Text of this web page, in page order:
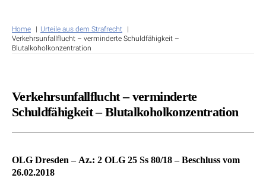
Home
Urteile aus dem Strafrecht
Verkehrsunfallflucht – verminderte Schuldfähigkeit –
Blutalkoholkonzentration
Verkehrsunfallflucht – verminderte
Schuldfähigkeit – Blutalkoholkonzentration
OLG Dresden – Az.: 2 OLG 25 Ss 80/18 – Beschluss vom
26.02.2018